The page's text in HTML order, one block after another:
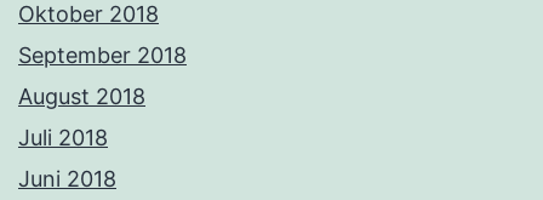
Oktober 2018
September 2018
August 2018
Juli 2018
Juni 2018